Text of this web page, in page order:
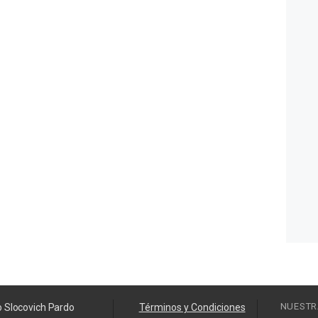
Slocovich Pardo Términos y Condiciones